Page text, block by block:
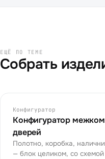
ЕЩЁ ПО ТЕМЕ
Собрать
Конфигуратор
Конфигуратор
дверей
Полотно, коробка,
— блок целиком, со